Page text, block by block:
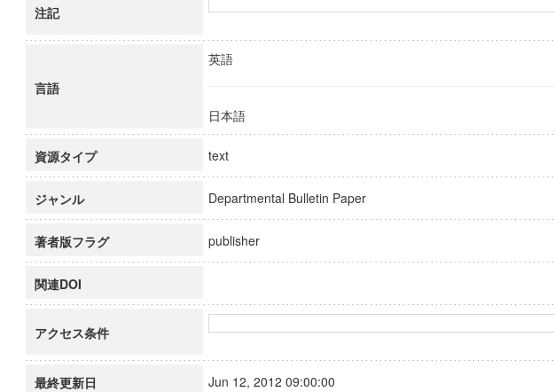
注記
言語
英語
日本語
資源タイプ text
ジャンル Departmental Bulletin Paper
著者版フラグ publisher
関連DOI
アクセス条件
最終更新日 Jun 12, 2012 09:00:00